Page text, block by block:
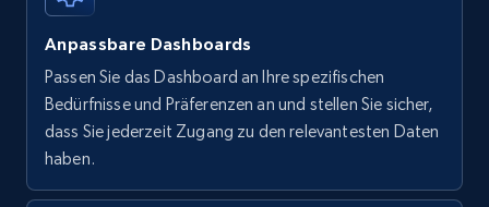
Anpassbare Dashboards
Passen Sie das Dashboard an Ihre spezifischen
Bedürfnisse und Präferenzen an und stellen Sie sicher,
dass Sie jederzeit Zugang zu den relevantesten Daten
haben.